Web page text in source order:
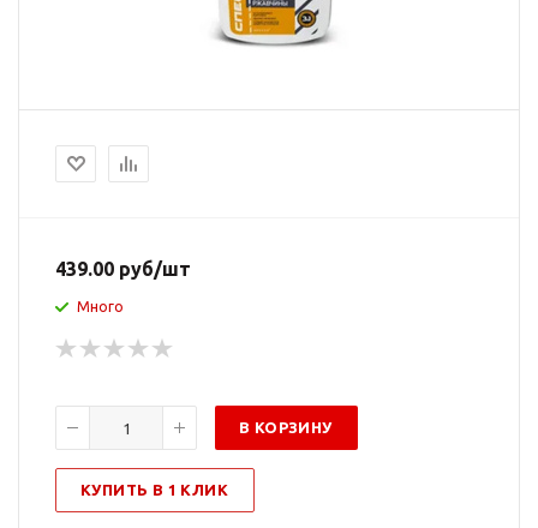
439.00 руб/шт
Много
В КОРЗИНУ
КУПИТЬ В 1 КЛИК